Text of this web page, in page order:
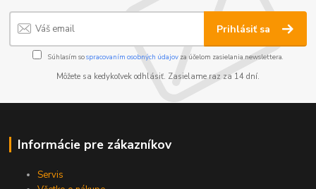
Prihlásiť sa
Súhlasím sospracovaním osobných údajov za účelom zasielania newslettera.
Môžete sa kedykoľvek odhlásiť. Zasielame raz za 14 dní.
Informácie pre zákazníkov
Servis